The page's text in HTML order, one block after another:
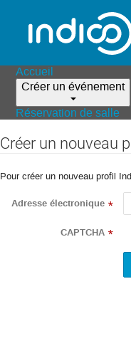
Accueil
Créer un événement
Réservation de salle
Créer un nouveau
Pour créer un nouveau profil
Adresse électronique *
CAPTCHA *